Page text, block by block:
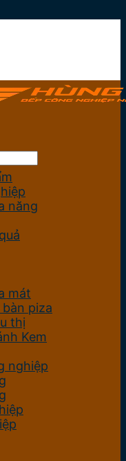
năng
mát
bàn piza
thị
Kem
nghiệp